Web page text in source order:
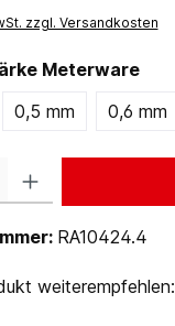
zzgl. Versandkosten
Meterware
0,5 mm 0,6 mm
RA10424.4
weiterempfehlen: